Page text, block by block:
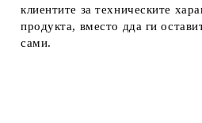
клиентите за техническите
продукта, вместо дда ги
сами.